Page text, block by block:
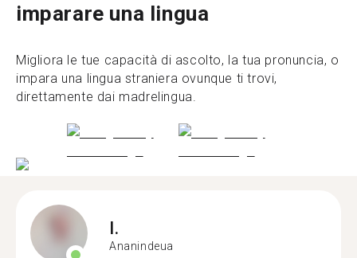
imparare una lingua
Migliora le tue capacità di ascolto, la tua pronuncia, o
impara una lingua straniera ovunque ti trovi,
direttamente dai madrelingua.
I.
Ananindeua